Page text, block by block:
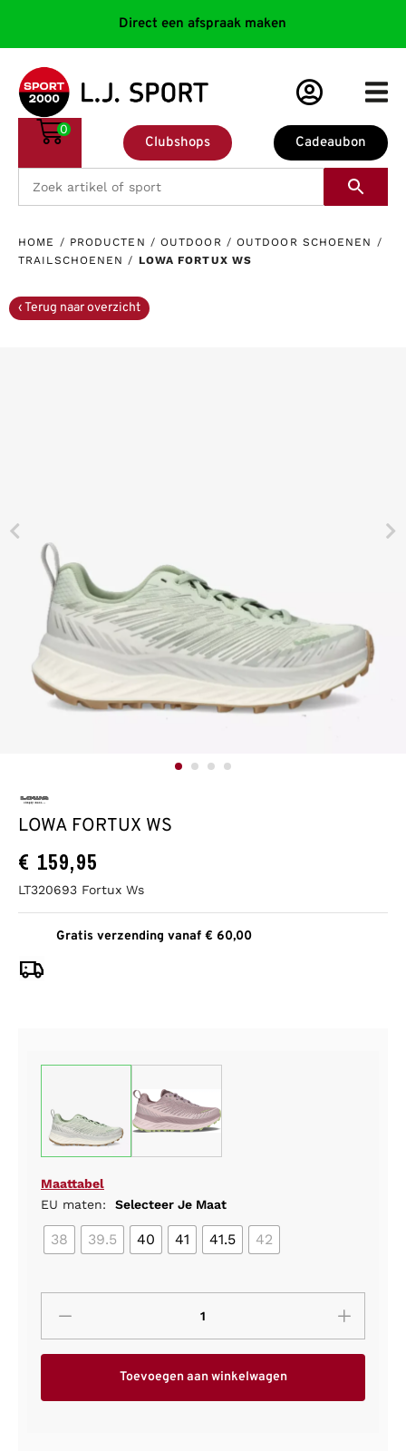
Direct een afspraak maken
Cadeaubon
Clubshops
0
HOME / PRODUCTEN / OUTDOOR / OUTDOOR SCHOENEN /
TRAILSCHOENEN / LOWA FORTUX WS
LOWA FORTUX WS
€ 159,95
LT320693 Fortux Ws
Gratis verzending vanaf € 60,00
Maattabel
EU maten:
Selecteer Je Maat
38 39.5 40 41 41.5 42
Toevoegen aan winkelwagen